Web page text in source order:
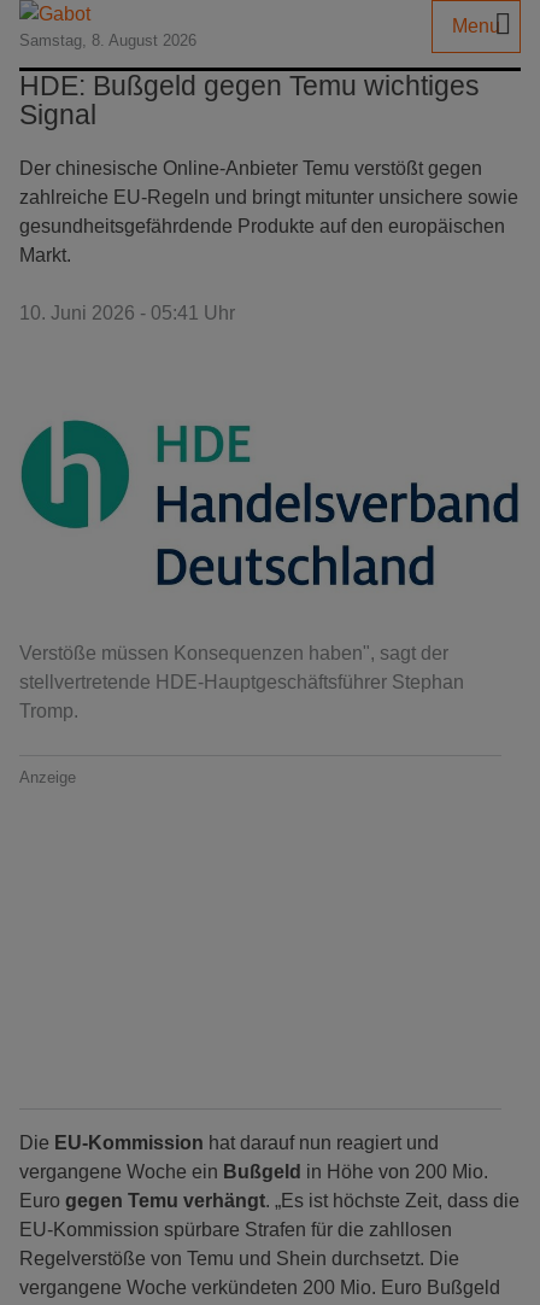
Samstag, 8. August 2026
Menu
HDE: Bußgeld gegen Temu wichtiges
Signal
Der chinesische Online-Anbieter Temu verstößt gegen
zahlreiche EU-Regeln und bringt mitunter unsichere sowie
gesundheitsgefährdende Produkte auf den europäischen
Markt.
10. Juni 2026 - 05:41 Uhr
Verstöße müssen Konsequenzen haben", sagt der
stellvertretende HDE-Hauptgeschäftsführer Stephan
Tromp.
Anzeige
Die EU-Kommission hat darauf nun reagiert und
vergangene Woche ein Bußgeld in Höhe von 200 Mio.
Euro gegen Temu verhängt. „Es ist höchste Zeit, dass die
EU-Kommission spürbare Strafen für die zahllosen
Regelverstöße von Temu und Shein durchsetzt. Die
vergangene Woche verkündeten 200 Mio. Euro Bußgeld